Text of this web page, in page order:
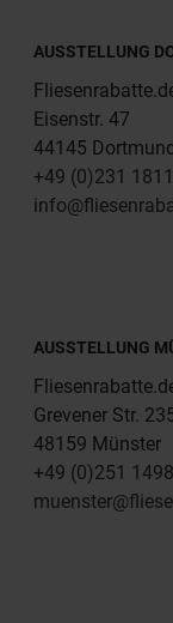
AUSSTELLUNG
Eisenstr. 47
44145
+49 (0)231
AUSSTELLUNG
Grevener Str.
48159 Münster
+49 (0)251